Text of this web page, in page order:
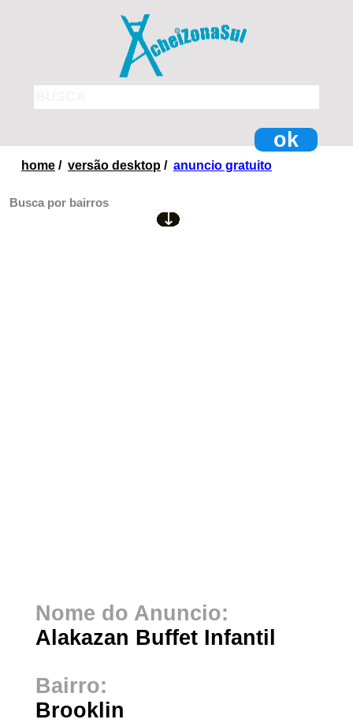
ok
home / versão desktop / anuncio gratuito
Busca por bairros
Nome do Anuncio:
Alakazan Buffet Infantil
Bairro:
Brooklin